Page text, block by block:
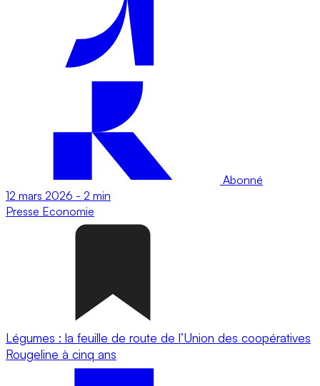
Abonné
12 mars 2026 - 2 min
Presse Economie
Légumes : la feuille de route de l’Union des coopératives
Rougeline à cinq ans